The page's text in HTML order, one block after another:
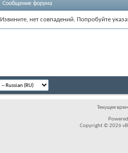
Сообщение форума
Извините, нет совпадений. Попробуйте
Текущее
Copyright © 2026